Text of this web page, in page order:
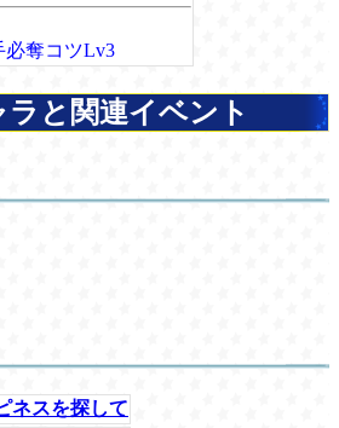
奪コツLv3
と関連イベント
ネスを探して